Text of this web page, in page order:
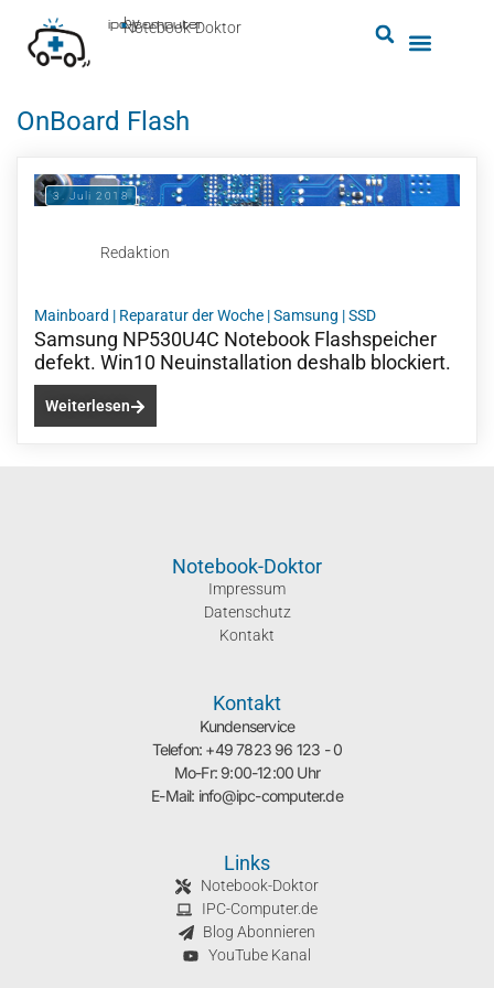
Notebook-Doktor
by
■
ipc-computer
OnBoard Flash
3. Juli 2018
Redaktion
Mainboard | Reparatur der Woche |Samsung |SSD
Samsung NP530U4C Notebook Flashspeicher
defekt. Win10 Neuinstallation deshalb blockiert.
Weiterlesen
Notebook-Doktor
Impressum
Datenschutz
Kontakt
Kontakt
Kundenservice
Telefon: +49 7823 96 123 - 0
Mo-Fr: 9:00-12:00 Uhr
E-Mail: info@ipc-computer.de
Links
Notebook-Doktor
IPC-Computer.de
Blog Abonnieren
YouTube Kanal